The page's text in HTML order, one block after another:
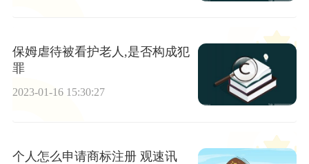
保姆虐待被看护老人,是否构成犯
罪
2023-01-16 15:30:27
个人怎么申请商标注册 观速讯